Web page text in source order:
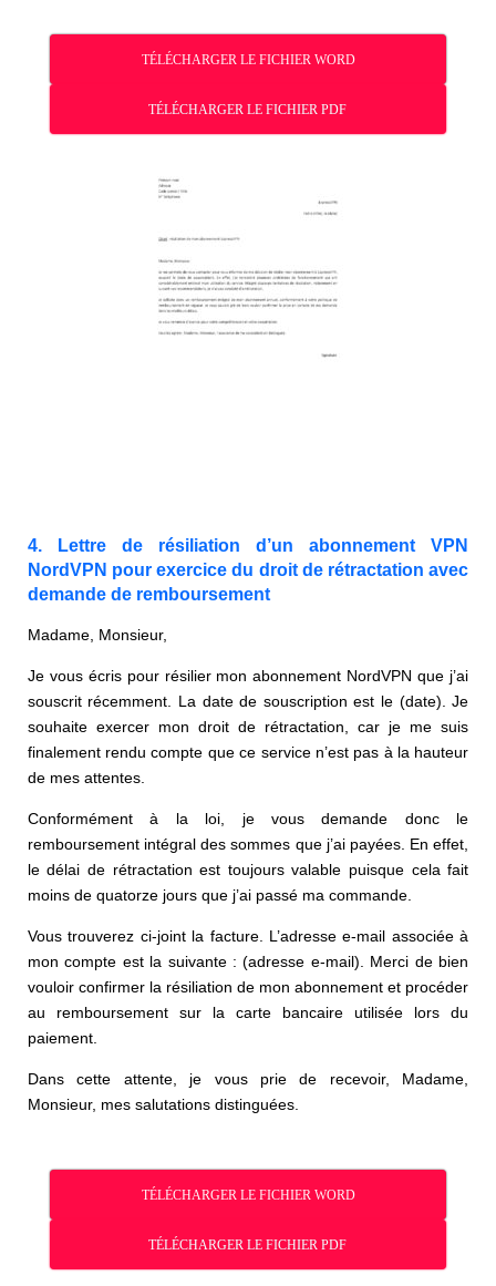
TÉLÉCHARGER LE FICHIER WORD
TÉLÉCHARGER LE FICHIER PDF
4. Lettre de résiliation d’un abonnement VPN
NordVPN pour exercice du droit de rétractation avec
demande de remboursement
Madame, Monsieur,
Je vous écris pour résilier mon abonnement NordVPN que j’ai
souscrit récemment. La date de souscription est le (date). Je
souhaite exercer mon droit de rétractation, car je me suis
finalement rendu compte que ce service n’est pas à la hauteur
de mes attentes.
Conformément à la loi, je vous demande donc le
remboursement intégral des sommes que j’ai payées. En effet,
le délai de rétractation est toujours valable puisque cela fait
moins de quatorze jours que j’ai passé ma commande.
Vous trouverez ci-joint la facture. L’adresse e-mail associée à
mon compte est la suivante : (adresse e-mail). Merci de bien
vouloir confirmer la résiliation de mon abonnement et procéder
au remboursement sur la carte bancaire utilisée lors du
paiement.
Dans cette attente, je vous prie de recevoir, Madame,
Monsieur, mes salutations distinguées.
TÉLÉCHARGER LE FICHIER WORD
TÉLÉCHARGER LE FICHIER PDF